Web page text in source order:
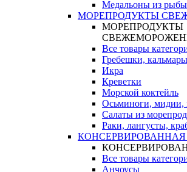
Медальоны из рыбы
МОРЕПРОДУКТЫ
МОРЕПРОДУКТЫ
Все товары
Гребешки, кальмары
Икра
Креветки
Морской коктейль
Осьминоги, мидии,
Салаты из
Раки, лангусты,
КОНСЕРВИРОВАННАЯ
Все товары
Анчоусы